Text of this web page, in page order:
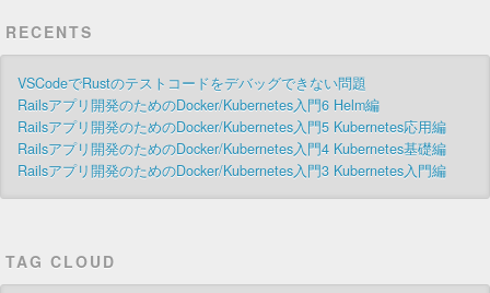
RECENTS
VSCodeでRustのテストコードをデバッグできない問題
Railsアプリ開発のためのDocker/Kubernetes入門6 Helm編
Railsアプリ開発のためのDocker/Kubernetes入門5 Kubernetes応用編
Railsアプリ開発のためのDocker/Kubernetes入門4 Kubernetes基礎編
Railsアプリ開発のためのDocker/Kubernetes入門3 Kubernetes入門編
TAG CLOUD